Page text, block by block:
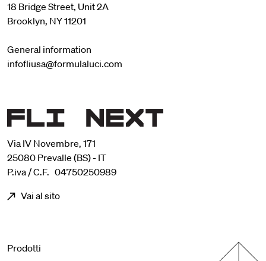
18 Bridge Street, Unit 2A
Brooklyn, NY 11201
General information
infofliusa@formulaluci.com
Via IV Novembre, 171
25080 Prevalle (BS) - IT
P.iva / C.F. 04750250989
Vai al sito
Menu footer
Prodotti